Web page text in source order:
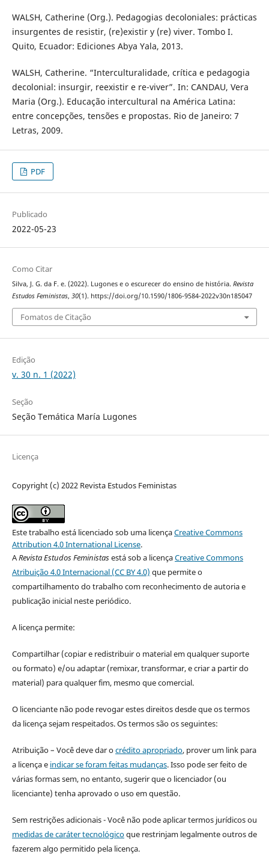
WALSH, Catherine (Org.). Pedagogias decoloniales: prácticas
insurgentes de resistir, (re)existir y (re) viver. Tombo I.
Quito, Ecuador: Ediciones Abya Yala, 2013.
WALSH, Catherine. “Interculturalidade, crítica e pedagogia
decolonial: insurgir, reexistir e re-viver”. In: CANDAU, Vera
Maria (Org.). Educação intercultural na América Latina:
entre concepções, tensões e propostas. Rio de Janeiro: 7
Letras, 2009.
PDF
Publicado
2022-05-23
Como Citar
Silva, J. G. da F. e. (2022). Lugones e o escurecer do ensino de história. Revista
Estudos Feministas, 30(1). https://doi.org/10.1590/1806-9584-2022v30n185047
Fomatos de Citação
Edição
v. 30 n. 1 (2022)
Seção
Seção Temática María Lugones
Licença
Copyright (c) 2022 Revista Estudos Feministas
Este trabalho está licenciado sob uma licençaCreative Commons
Attribution 4.0 International License.
ARevista Estudos Feministasestá sob a licençaCreative Commons
Atribuição 4.0 Internacional (CC BY 4.0) que permite o
compartilhamento do trabalho com reconhecimento de autoria e
publicação inicial neste periódico.
A licença permite:
Compartilhar (copiar e redistribuir o material em qualquer suporte
ou formato) e/ou adaptar (remixar, transformar, e criar a partir do
material) para qualquer fim, mesmo que comercial.
O licenciante não pode revogar estes direitos desde que os termos
da licença sejam respeitados. Os termos são os seguintes:
Atribuição – Você deve dar ocrédito apropriado, prover um link para
a licença e indicar se foram feitas mudanças. Isso pode ser feito de
várias formas sem, no entanto, sugerir que o licenciador (ou
licenciante) tenha aprovado o uso em questão.
Sem restrições adicionais - Você não pode aplicar termos jurídicos ou
medidas de caráter tecnológicoque restrinjam legalmente outros de
fazerem algo permitido pela licença.